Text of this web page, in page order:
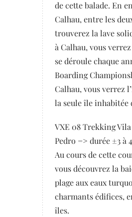
de cette balade. En
Calhau, entre les
trouverez la lave
à Calhau, vous
se déroule chaque
Boarding
Calhau, vous verrez
la seule île inhabitée
VXE 08 Trekking
Pedro => durée ±3 à
Au cours de cette
vous découvrez la
plage aux eaux
charmants édifices,
îles.